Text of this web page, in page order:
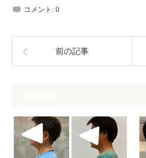
コメント: 0
前の記事